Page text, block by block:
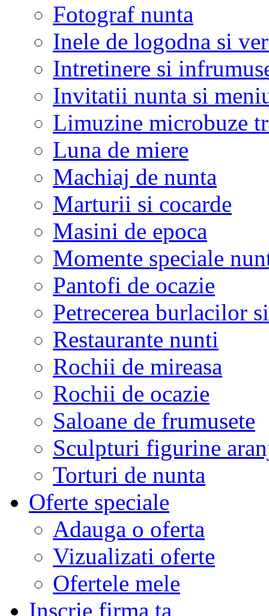
Fotograf nunta
Inele de logodna si
Intretinere si
Invitatii nunta si
Limuzine microbuze
Luna de miere
Machiaj de nunta
Marturii si cocarde
Masini de epoca
Momente speciale
Pantofi de ocazie
Petrecerea burlacilor
Restaurante nunti
Rochii de mireasa
Rochii de ocazie
Saloane de frumusete
Sculpturi figurine
Torturi de nunta
Oferte speciale
Adauga o oferta
Vizualizati oferte
Ofertele mele
Inscrie firma ta